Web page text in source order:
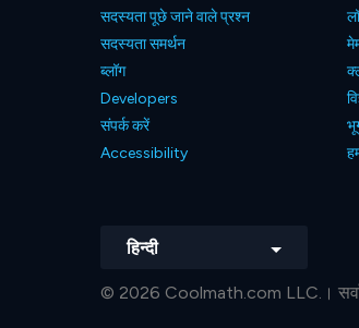
सदस्यता पूछे जाने वाले प्रश्न
सदस्यता समर्थन
ब्लॉग
Developers
संपर्क करें
Accessibility
हिन्दी
© 2026 Coolmath.com LLC.।